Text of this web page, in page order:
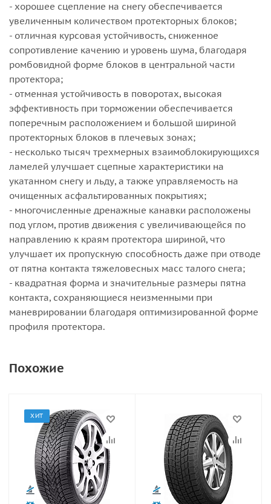
- хорошее сцепление на снегу обеспечивается
увеличенным количеством протекторных блоков;
- отличная курсовая устойчивость, сниженное
сопротивление качению и уровень шума, благодаря
ромбовидной форме блоков в центральной части
протектора;
- отменная устойчивость в поворотах, высокая
эффективность при торможении обеспечивается
поперечным расположением и большой шириной
протекторных блоков в плечевых зонах;
- несколько тысяч трехмерных взаимоблокирующихся
ламелей улучшает сцепные характеристики на
укатанном снегу и льду, а также управляемость на
очищенных асфальтированных покрытиях;
- многочисленные дренажные канавки расположены
под углом, против движения с увеличивающейся по
направлению к краям протектора шириной, что
улучшает их пропускную способность даже при отводе
от пятна контакта тяжеловесных масс талого снега;
- квадратная форма и значительные размеры пятна
контакта, сохраняющиеся неизменными при
маневрировании благодаря оптимизированной форме
профиля протектора.
Похожие
ХИТ